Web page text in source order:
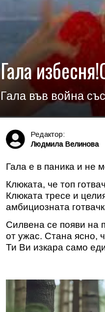
Гала
Гала във война
Редактор:
Людмила Велинова
Гала е в паника и не
Клюката, че топ
Клюката тресе и
амбициозната
Силвена се появи на
от ужас. Стана ясно,
Ти Ви изкара само